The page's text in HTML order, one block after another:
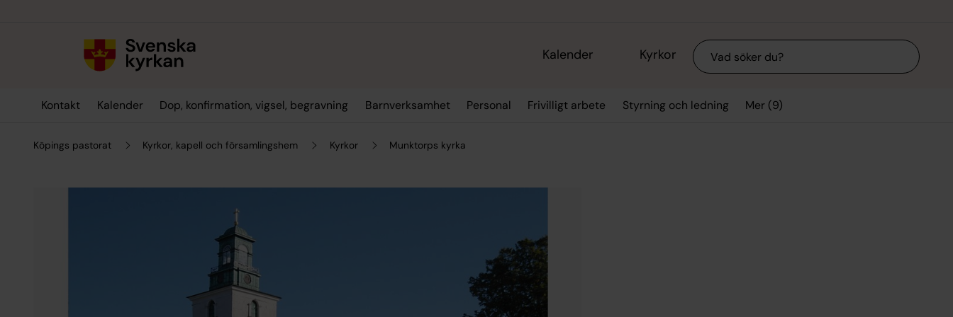
Kalender Kyrkor Sök
Kontakt Kalender Dop, konfirmation, vigsel, begravning Barnverksamhet Personal Frivilligt arbete Styrning och ledning Mer (9)
Köpings pastorat Kyrkor, kapell och församlingshem Kyrkor Munktorps kyrka